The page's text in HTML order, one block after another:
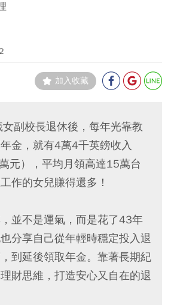
加入收藏
副校長退休後，每年光靠教
金，就有4萬4千英鎊收入
元），平均月領高達15萬台
作的女兒賺得還多！
並不是運氣，而是花了43年
分享自己從年輕時穩定投入退
到延後領取年金。靠著長期紀
財思維，打造安心又自在的退